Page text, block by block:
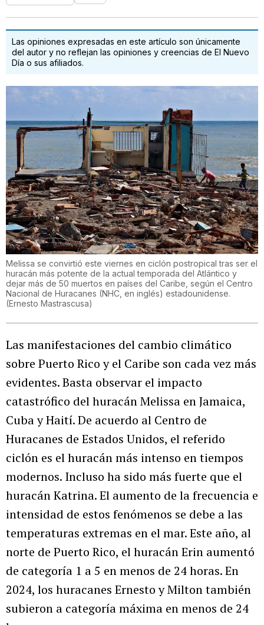
Las opiniones expresadas en este artículo son únicamente
del autor y no reflejan las opiniones y creencias de El Nuevo
Día o sus afiliados.
Melissa se convirtió este viernes en ciclón postropical tras ser el
huracán más potente de la actual temporada del Atlántico y
dejar más de 50 muertos en países del Caribe, según el Centro
Nacional de Huracanes (NHC, en inglés) estadounidense.
(Ernesto Mastrascusa)
Las manifestaciones del cambio climático
sobre Puerto Rico y el Caribe son cada vez más
evidentes. Basta observar el impacto
catastrófico del huracán Melissa en Jamaica,
Cuba y Haití. De acuerdo al Centro de
Huracanes de Estados Unidos, el referido
ciclón es el huracán más intenso en tiempos
modernos. Incluso ha sido más fuerte que el
huracán Katrina. El aumento de la frecuencia e
intensidad de estos fenómenos se debe a las
temperaturas extremas en el mar. Este año, al
norte de Puerto Rico, el huracán Erin aumentó
de categoría 1 a 5 en menos de 24 horas. En
2024, los huracanes Ernesto y Milton también
subieron a categoría máxima en menos de 24